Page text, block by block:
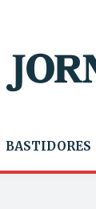
BASTIDORES